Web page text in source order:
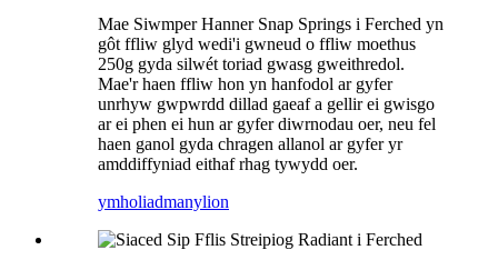
Mae Siwmper Hanner Snap Springs i Ferched yn
gôt ffliw glyd wedi'i gwneud o ffliw moethus
250g gyda silwét toriad gwasg gweithredol.
Mae'r haen ffliw hon yn hanfodol ar gyfer
unrhyw gwpwrdd dillad gaeaf a gellir ei gwisgo
ar ei phen ei hun ar gyfer diwrnodau oer, neu fel
haen ganol gyda chragen allanol ar gyfer yr
amddiffyniad eithaf rhag tywydd oer.
ymholiadmanylion